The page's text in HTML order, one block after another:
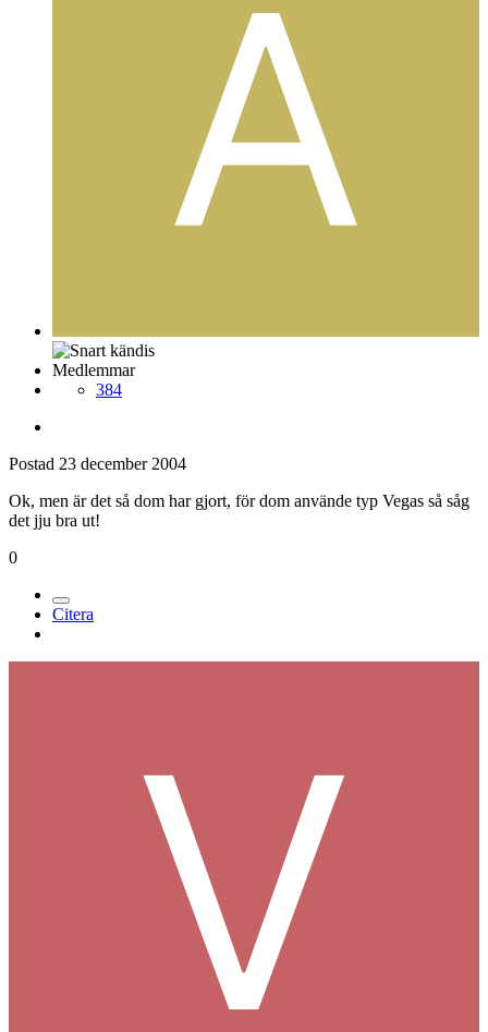
Medlemmar
384
Postad 23 december 2004
Ok, men är det så dom har gjort, för dom använde typ Vegas så såg
det jju bra ut!
0
Citera